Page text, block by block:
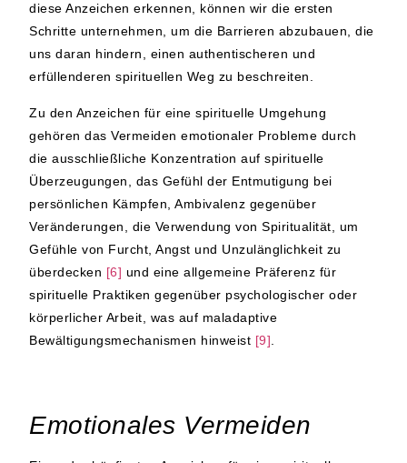
diese Anzeichen erkennen, können wir die ersten
Schritte unternehmen, um die Barrieren abzubauen, die
uns daran hindern, einen authentischeren und
erfüllenderen spirituellen Weg zu beschreiten.
Zu den Anzeichen für eine spirituelle Umgehung
gehören das Vermeiden emotionaler Probleme durch
die ausschließliche Konzentration auf spirituelle
Überzeugungen, das Gefühl der Entmutigung bei
persönlichen Kämpfen, Ambivalenz gegenüber
Veränderungen, die Verwendung von Spiritualität, um
Gefühle von Furcht, Angst und Unzulänglichkeit zu
überdecken [6] und eine allgemeine Präferenz für
spirituelle Praktiken gegenüber psychologischer oder
körperlicher Arbeit, was auf maladaptive
Bewältigungsmechanismen hinweist [9]
Emotionales Vermeiden